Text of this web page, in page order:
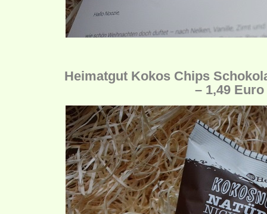
Heimatgut Kokos Chips
– 1,49 Euro